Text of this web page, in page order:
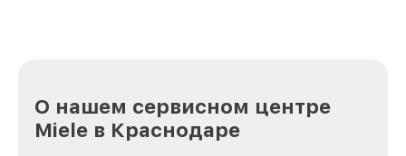
О нашем сервисном центре
Miele в Краснодаре